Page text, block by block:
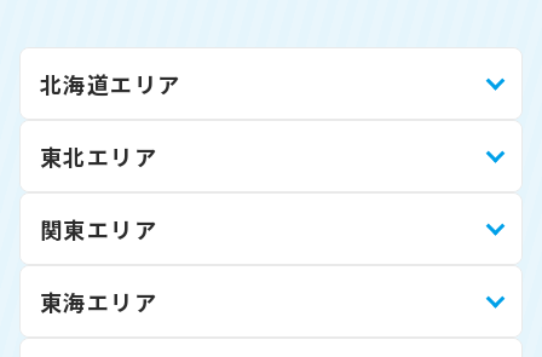
北海道エリア
東北エリア
関東エリア
東海エリア